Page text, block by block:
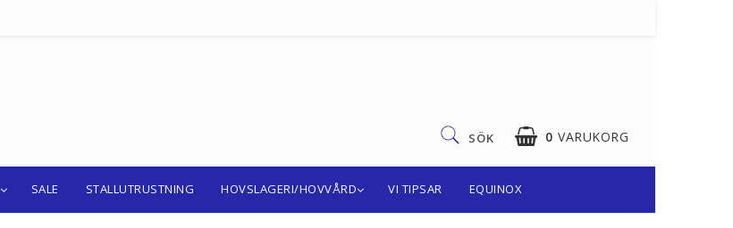
0 VARUKORG
SÖK
SALE STALLUTRUSTNING HOVSLAGERI/HOVVÅRD VI TIPSAR EQUINOX